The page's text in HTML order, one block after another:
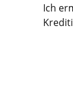
Ich